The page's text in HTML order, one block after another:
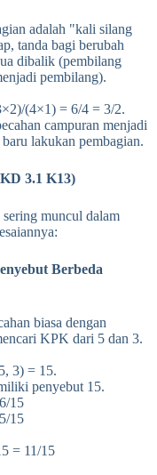
adalah "kali silang
tanda bagi berubah
dibalik (pembilang
pembilang).
(4×1) = 6/4 = 3/2.
campuran menjadi
lakukan pembagian.
3.1 K13)
muncul dalam
Berbeda
biasa dengan
KPK dari 5 dan 3.
3) = 15.
penyebut 15.
15
15
= 11/15